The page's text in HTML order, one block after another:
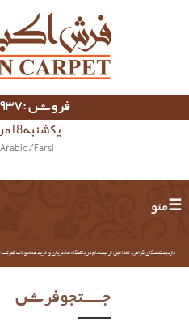
فروش :09120393937
یکشنبه 18 مرداد 1405
Arabic / Farsi
☰ منو
بازدیدکنندگان گرامی؛ لطفا قبل از ثبت نام در باشگاه مشتریان و خرید محصولات شرکت
جستجو فرش